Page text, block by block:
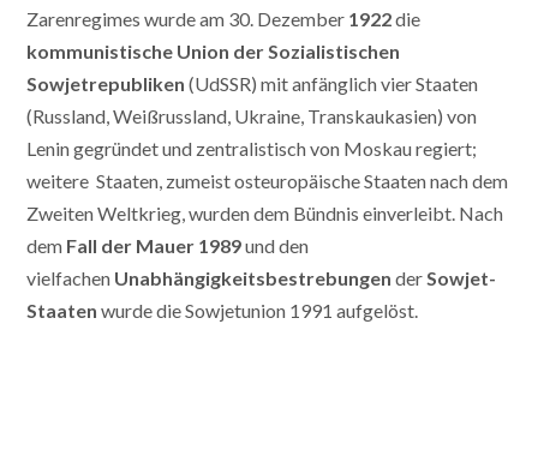
Zarenregimes wurde am 30. Dezember 1922die
kommunistische Union der Sozialistischen
Sowjetrepubliken(UdSSR)mit anfänglich vier Staaten
(Russland, Weißrussland, Ukraine, Transkaukasien) von
Lenin gegründet und zentralistisch von Moskau regiert;
weitere Staaten, zumeist osteuropäische Staaten nach dem
Zweiten Weltkrieg, wurden dem Bündnis einverleibt. Nach
dem Fall der Mauer 1989und den
vielfachen Unabhängigkeitsbestrebungen derSowjet-
Staaten wurde die Sowjetunion 1991 aufgelöst.